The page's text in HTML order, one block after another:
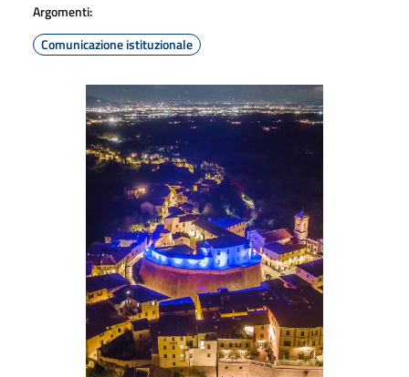
Argomenti:
Comunicazione istituzionale